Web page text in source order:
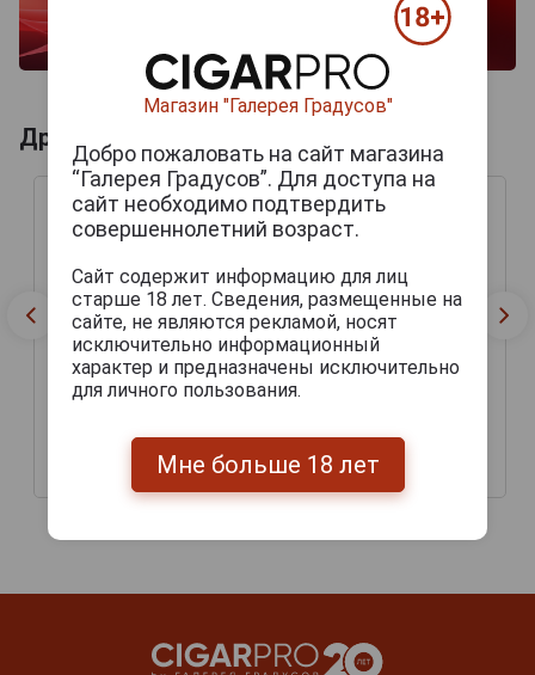
Другие продукты бренда FLENSBURGER
Фленсбургер Пилснер 5л
2 204 руб.
Фленсбургер Вайцен 5л
2 203 руб.
Магазин "Галерея Градусов"
Добро пожаловать на сайт магазина
“Галерея Градусов”. Для доступа на
сайт необходимо подтвердить
совершеннолетний возраст.
Сайт содержит информацию для лиц
старше 18 лет. Сведения, размещенные на
сайте, не являются рекламой, носят
исключительно информационный
характер и предназначены исключительно
для личного пользования.
Мне больше 18 лет